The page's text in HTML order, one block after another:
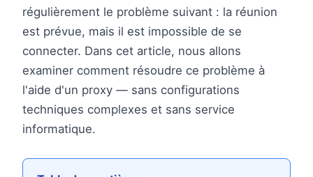
régulièrement le problème suivant : la réunion
est prévue, mais il est impossible de se
connecter. Dans cet article, nous allons
examiner comment résoudre ce problème à
l'aide d'un proxy — sans configurations
techniques complexes et sans service
informatique.